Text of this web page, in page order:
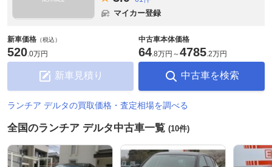
マイカー登録
新車価格 （税込）
520.0万円
新車見積り
中古車本体価格
64.8万円 ～4785.2万円
中古車を検索
ランチア デルタの買取価格・査定相場を調べる
全国のランチア デルタ中古車一覧 (10件)